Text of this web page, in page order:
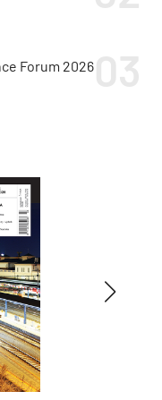
Forum 2026